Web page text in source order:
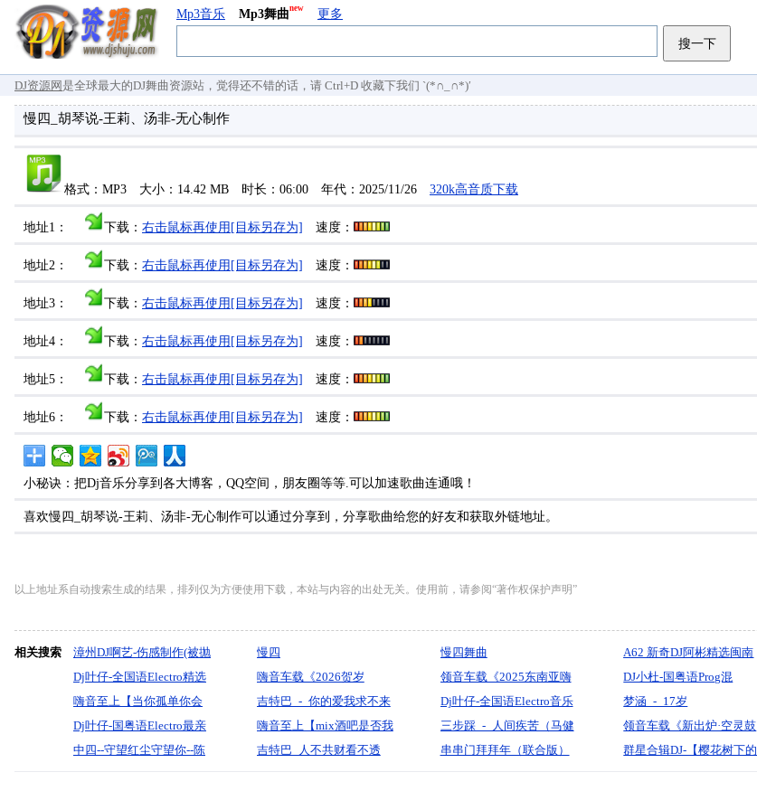
Mp3音乐 Mp3舞曲new 更多
搜一下
DJ资源网 是全球最大的DJ舞曲资源站，觉得还不错的话，请 Ctrl+D 收藏下我们 `(*∩_∩*)′
慢四_胡琴说-王莉、汤非-无心制作
格式：MP3 大小：14.42 MB 时长：06:00 年代：2025/11/26 320k高音质下载
地址1： 下载： 右击鼠标再使用[目标另存为] 速度：
地址2： 下载： 右击鼠标再使用[目标另存为] 速度：
地址3： 下载： 右击鼠标再使用[目标另存为] 速度：
地址4： 下载： 右击鼠标再使用[目标另存为] 速度：
地址5： 下载： 右击鼠标再使用[目标另存为] 速度：
地址6： 下载： 右击鼠标再使用[目标另存为] 速度：
小秘诀：把Dj音乐分享到各大博客，QQ空间，朋友圈等等.可以加速歌曲连通哦！
喜欢慢四_胡琴说-王莉、汤非-无心制作可以通过分享到，分享歌曲给您的好友和获取外链地址。
以上地址系自动搜索生成的结果，排列仅为方便使用下载，本站与内容的出处无关。使用前，请参阅“著作权保护声明”
相关搜索
漳州DJ啊艺-伤感制作(被抛
弃的人)漫步9月情歌全中
文慢摇串烧
慢四 慢四舞曲
A62 新奇DJ阿彬精选闽南
语混音制作CLUB
Dj叶仔-全国语Electro精选
你总要学会往前走慢摇串
烧
嗨音车载《2026贺岁
DJ【马年吉祥】发财了祝
你今年发大财·顺风顺水一
路发马年好运来车载串
领音车载《2025东南亚嗨
房【迷幻经典空灵鼓
NO.2】弹跳重低音》(Dj音
少Mix)
DJ小杜-国粤语Prog混
Electro音乐百听不厌的包
房舞曲
嗨音至上【当你孤单你会
想起谁越南语·全英文
VinaHouse串烧】DJ小飞
吉特巴_-_你的爱我求不来
（南江月）『默寫制作』
Dj叶仔-全国语Electro音乐
爱要怎么说出口vs当你孤
单你会想起谁串烧
梦涵_-_17岁
_(Ading_Up_Disco_Mix粤
语女)
Dj叶仔-国粤语Electro最亲
的人猜不透回电我流行串
嗨音至上【mix酒吧是否我
真的一无所有狂·缓场音乐
三步踩_-_人间疾苦（马健
涛）『默寫制作』
领音车载《新出炉·空灵鼓
DJ【唞喑最火AI歌手DT针
中四--守望红尘守望你--陈
吉特巴_人不共财看不透
串串门拜拜年（联合版）
群星合辑DJ-【樱花树下的